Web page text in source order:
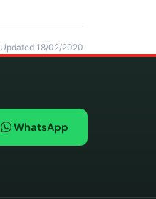
Updated 18/02/2020
WhatsApp